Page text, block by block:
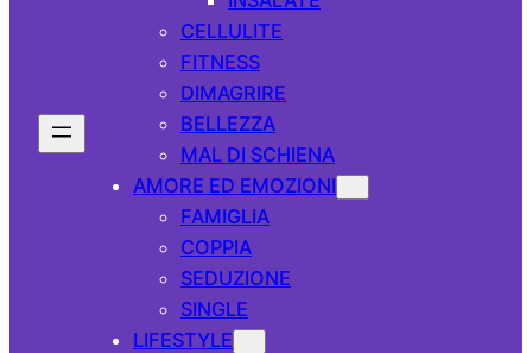
CELLULITE
FITNESS
DIMAGRIRE
BELLEZZA
MAL DI SCHIENA
AMORE ED EMOZIONI
FAMIGLIA
COPPIA
SEDUZIONE
SINGLE
LIFESTYLE